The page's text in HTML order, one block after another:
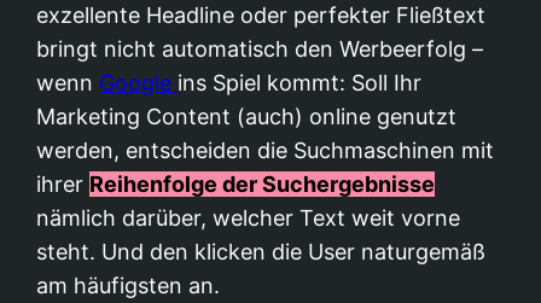
exzellente Headline oder perfekter Fließtext
bringt nicht automatisch den Werbeerfolg –
wenn Google ins Spiel kommt: Soll Ihr
Marketing Content (auch) online genutzt
werden, entscheiden die Suchmaschinen mit
ihrer Reihenfolge der Suchergebnisse
nämlich darüber, welcher Text weit vorne
steht. Und den klicken die User naturgemäß
am häufigsten an.